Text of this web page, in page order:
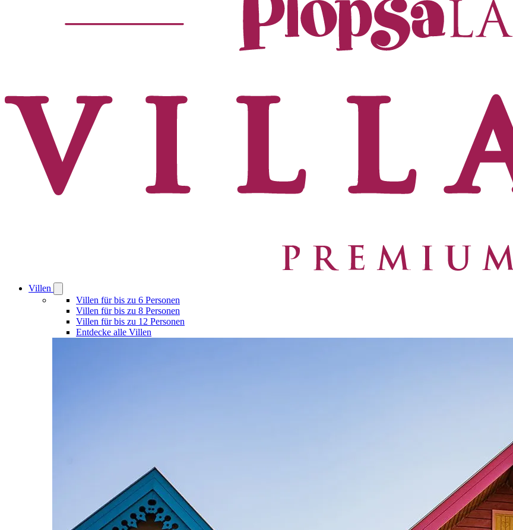
Villen
Villen
submenu
Villen für bis zu 6 Personen
Villen für bis zu 8 Personen
Villen für bis zu 12 Personen
Entdecke alle Villen